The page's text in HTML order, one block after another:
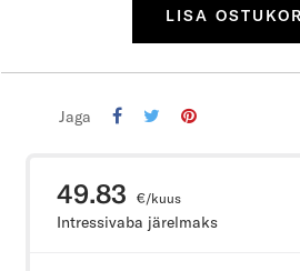
LISA
Jaga